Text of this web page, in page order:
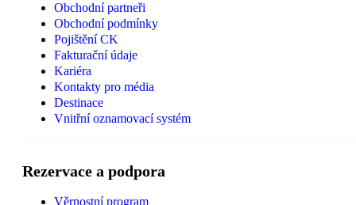
Obchodní partneři
Obchodní podmínky
Pojištění CK
Fakturační údaje
Kariéra
Kontakty pro média
Destinace
Vnitřní oznamovací systém
Rezervace a podpora
Věrnostní program